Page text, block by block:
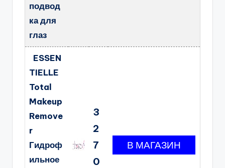
подвод
ка для
глаз
ESSEN
TIELLE
Total
Makeup
Remove
r
Гидроф
ильное
3
2
7
0